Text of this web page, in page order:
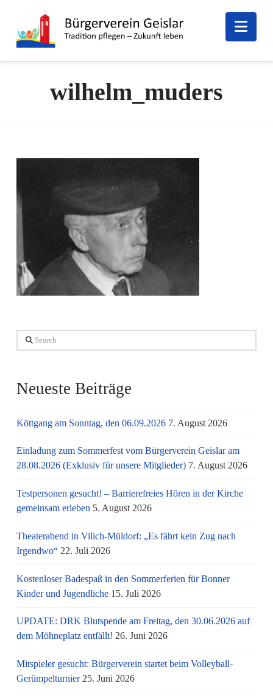
wilhelm_muders
Search
Neueste Beiträge
Köttgang am Sonntag, den 06.09.2026 7. August 2026
Einladung zum Sommerfest vom Bürgerverein Geislar am
28.08.2026 (Exklusiv für unsere Mitglieder) 7. August 2026
Testpersonen gesucht! – Barrierefreies Hören in der Kirche
gemeinsam erleben 5. August 2026
Theaterabend in Vilich-Müldorf: „Es fährt kein Zug nach
Irgendwo“ 22. Juli 2026
Kostenloser Badespaß in den Sommerferien für Bonner
Kinder und Jugendliche 15. Juli 2026
UPDATE: DRK Blutspende am Freitag, den 30.06.2026 auf
dem Möhneplatz entfällt! 26. Juni 2026
Mitspieler gesucht: Bürgerverein startet beim Volleyball-
Gerümpelturnier 25. Juni 2026